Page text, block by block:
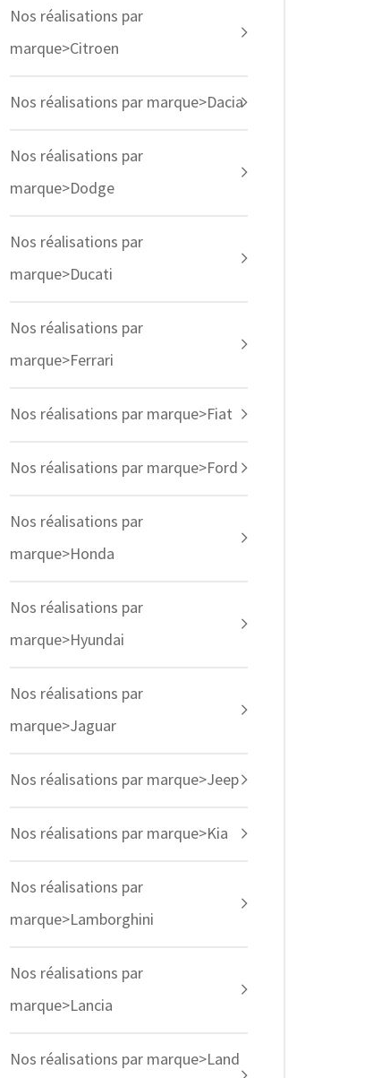
Nos réalisations par
marque>Citroen
Nos réalisations par marque>Dacia
Nos réalisations par
marque>Dodge
Nos réalisations par
marque>Ducati
Nos réalisations par
marque>Ferrari
Nos réalisations par marque>Fiat
Nos réalisations par marque>Ford
Nos réalisations par
marque>Honda
Nos réalisations par
marque>Hyundai
Nos réalisations par
marque>Jaguar
Nos réalisations par marque>Jeep
Nos réalisations par marque>Kia
Nos réalisations par
marque>Lamborghini
Nos réalisations par
marque>Lancia
Nos réalisations par marque>Land